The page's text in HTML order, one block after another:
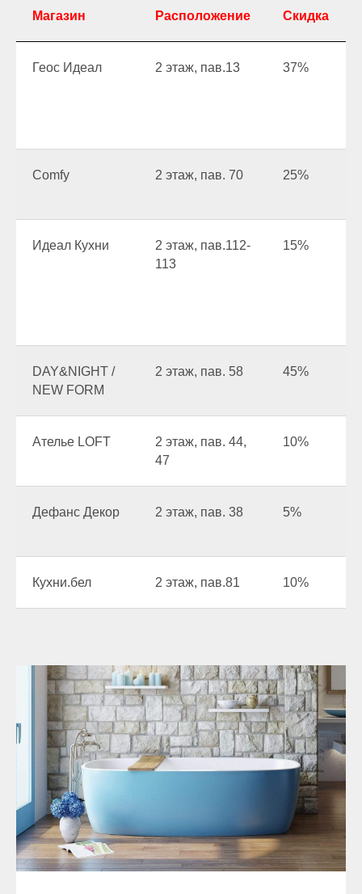
Магазин Расположение Скидка
Геос Идеал 2 этаж, пав.13 37%
Comfy 2 этаж, пав. 70 25%
Идеал Кухни
2 этаж, пав.112-
113
15%
DAY&NIGHT /
NEW FORM
2 этаж, пав. 58 45%
Ателье LOFT
2 этаж, пав. 44,
47
10%
Дефанс Декор 2 этаж, пав. 38 5%
Кухни.бел 2 этаж, пав.81 10%